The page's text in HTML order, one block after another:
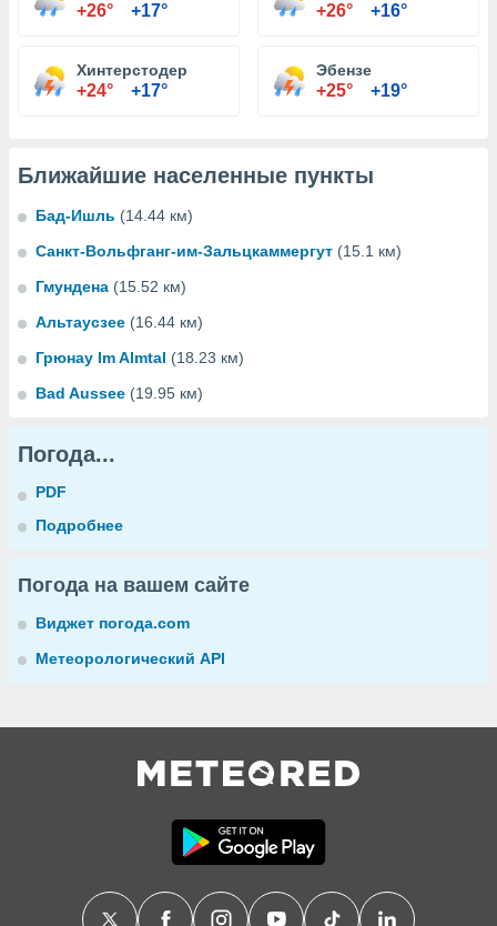
+26° +17° +26° +16°
Хинтерстодер
+24° +17°
Эбензе
+25° +19°
Ближайшие населенные пункты
Бад-Ишль (14.44 км)
Санкт-Вольфганг-им-Зальцкаммергут (15.1 км)
Гмундена (15.52 км)
Альтаусзее (16.44 км)
Грюнау Im Almtal (18.23 км)
Bad Aussee (19.95 км)
Погода...
PDF
Подробнее
Погода на вашем сайте
Виджет погода.com
Метеорологический API